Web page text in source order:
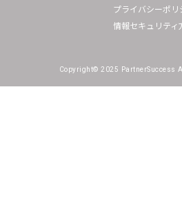
プライバシーポリ
情報セキュリティ
Copyright© 2025 PartnerSuccess